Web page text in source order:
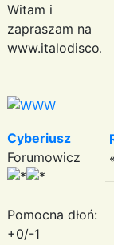
Witam i
zapraszam na
www.italodisco.pl
Cyberiusz
Forumowicz
Pomocna dłoń:
+0/-1